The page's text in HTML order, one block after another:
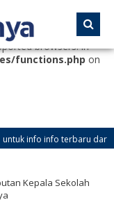
was called
6.9.0! IE
browsers. in
functions.php on
info terbaru dari SMK
Kepala Sekolah